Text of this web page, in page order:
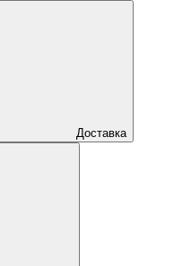
Доставка